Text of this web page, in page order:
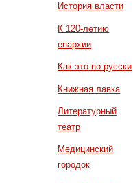
История власти
К 120-летию
епархии
Как это по-русски
Книжная лавка
Литературный
театр
Медицинский
городок